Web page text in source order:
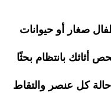
صغار أو حيوانات
أثاثك بانتظام بحثًا
كل عنصر والتقاط